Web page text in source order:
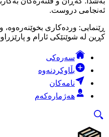
ئەنجامی دروست.
ڕێنمایی: وردەکاری
کڕین لە شوێنێکی ئارام و
سەرەکی
بڵاوکردنەوە
نامەکان
هەژمارەکەم